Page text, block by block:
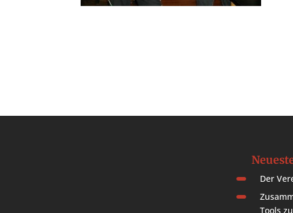
Der
Tools